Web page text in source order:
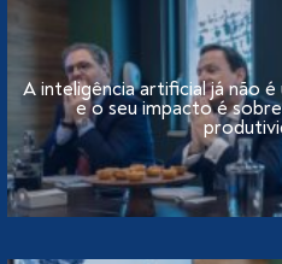
A inteligência artificial já não
e o seu impacto é